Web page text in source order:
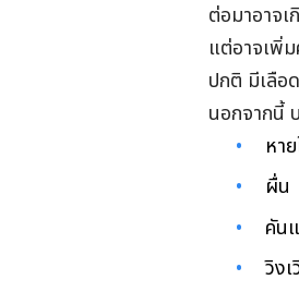
ต่อมาอาจ
แต่อาจเพิ่ม
ปกติ มีเลือ
นอกจากนี้
หา
ผื่น
คัน
วิง